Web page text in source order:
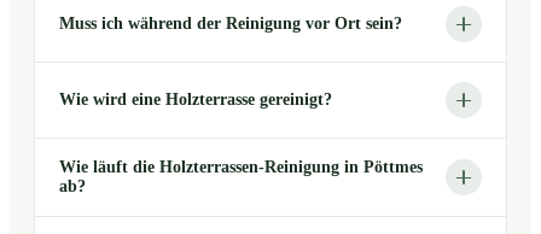
Muss ich während der Reinigung vor Ort sein?
Wie wird eine Holzterrasse gereinigt?
Wie läuft die Holzterrassen-Reinigung in Pöttmes
ab?